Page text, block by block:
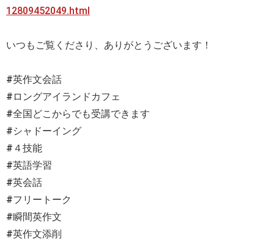
12809452049.html
いつもご覧くださり、ありがとうございます！
#英作文会話
#ロングアイランドカフェ
#全国どこからでも受講できます
#シャドーイング
#４技能
#英語学習
#英会話
#フリートーク
#瞬間英作文
#英作文添削